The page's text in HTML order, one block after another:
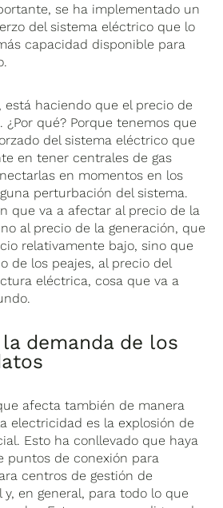
se ha implementado un
del sistema eléctrico que lo
capacidad disponible para
está haciendo que el precio de
qué? Porque tenemos que
del sistema eléctrico que
en tener centrales de gas
en momentos en los
perturbación del sistema.
que va a afectar al precio de la
al precio de la generación, que
relativamente bajo, sino que
de los peajes, al precio del
eléctrica, cosa que va a
demanda de los
afecta también de manera
electricidad es la explosión de
Esto ha conllevado que haya
puntos de conexión para
centros de gestión de
en general, para todo lo que